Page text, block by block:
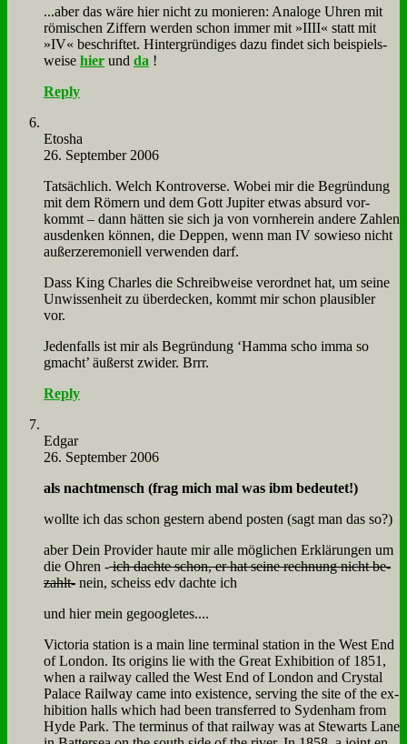
...aber das wä­re hier nicht zu mo­nie­ren: Ana­lo­ge Uh­ren mit
rö­mi­schen Zif­fern wer­den schon im­mer mit »IIII« statt mit
»IV« be­schrif­tet. Hin­ter­grün­di­ges da­zu fin­det sich bei­spiels­
wei­se hier und da !
Reply
Eto­sha
26. September 2006
Tat­säch­lich. Welch Kon­tro­ver­se. Wo­bei mir die Be­grün­dung
mit dem Rö­mern und dem Gott Ju­pi­ter et­was ab­surd vor­
kommt – dann hät­ten sie sich ja von vorn­her­ein an­de­re Zah­len
aus­den­ken kön­nen, die Dep­pen, wenn man IV so­wie­so nicht
auß­er­ze­re­mo­ni­ell ver­wen­den darf.
Dass King Charles die Schreib­wei­se ver­ord­net hat, um sei­ne
Un­wis­sen­heit zu über­decken, kommt mir schon plau­si­bler
vor.
Je­den­falls ist mir als Be­grün­dung ‘Ham­ma scho im­ma so
gmacht’ äu­ßerst zwi­der. Brrr.
Reply
Ed­gar
26. September 2006
als nacht­mensch (frag mich mal was ibm be­deu­tet!)
woll­te ich das schon ge­stern abend po­sten (sagt man das so?)
aber Dein Pro­vi­der hau­te mir al­le mög­li­chen Er­klä­run­gen um
die Oh­ren -ich dach­te schon, er hat sei­ne rech­nung nicht be­
zahlt- nein, scheiss edv dach­te ich
und hier mein ge­goo­gle­tes....
Vic­to­ria sta­ti­on is a main li­ne ter­mi­nal sta­ti­on in the West End
of Lon­don. Its ori­g­ins lie wi­th the Gre­at Ex­hi­bi­ti­on of 1851,
when a rail­way cal­led the West End of Lon­don and Cry­stal
Pa­lace Rail­way ca­me in­to exi­stence, ser­ving the site of the ex­
hi­bi­ti­on halls which had be­en trans­fer­red to Sy­den­ham from
Hyde Park. The ter­mi­nus of that rail­way was at Ste­warts La­ne